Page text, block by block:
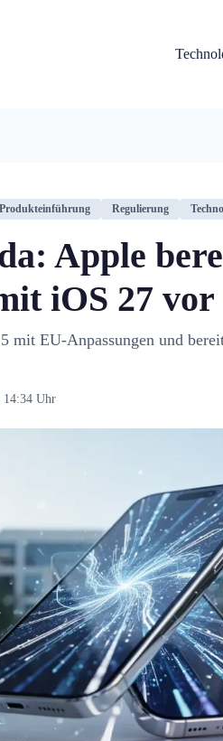
Produkteinführung Regulierung
Apple
iOS 27 vor
mit EU-Anpassungen und
14:34 Uhr